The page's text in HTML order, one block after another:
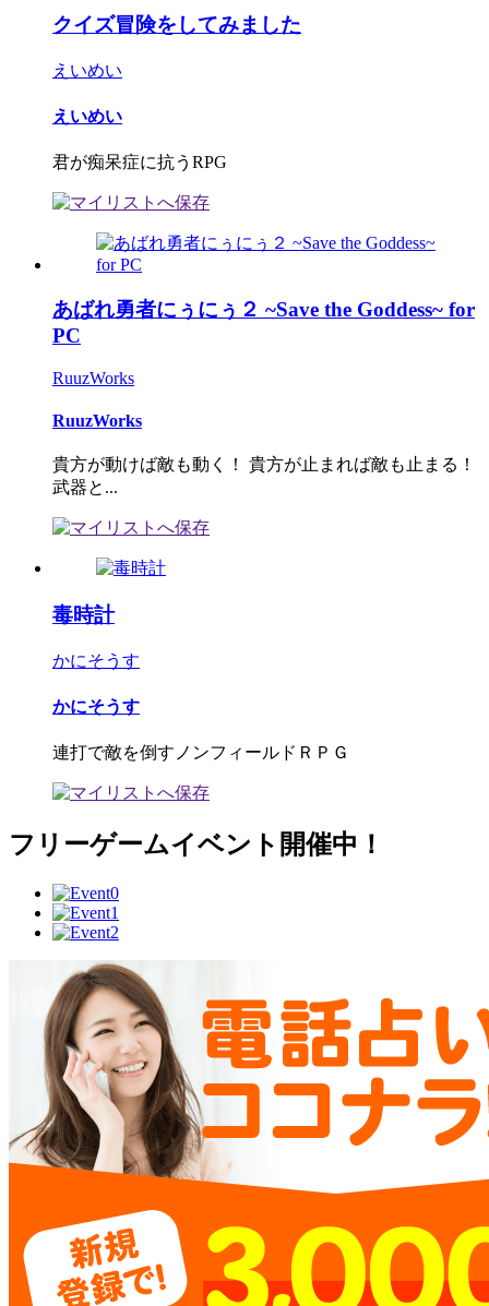
クイズ冒険をしてみました
えいめい
えいめい
君が痴呆症に抗うRPG
あばれ勇者にぅにぅ２ ~Save the Goddess~ for
PC
RuuzWorks
RuuzWorks
貴方が動けば敵も動く！ 貴方が止まれば敵も止まる！
武器と...
毒時計
かにそうす
かにそうす
連打で敵を倒すノンフィールドＲＰＧ
フリーゲームイベント開催中！